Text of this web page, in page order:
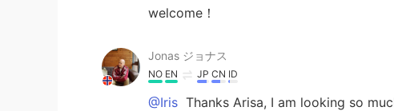
welcome！
Jonas ジョナス
NO EN JP CN ID
@Iris Thanks Arisa, I am looking so